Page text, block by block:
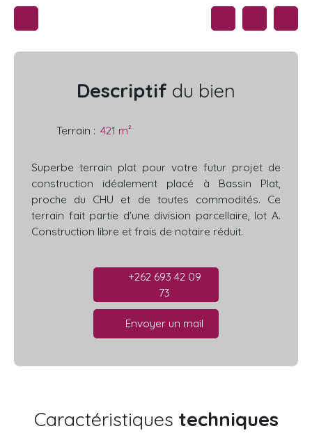
Descriptif du bien
Terrain : 421 m²
Superbe terrain plat pour votre futur projet de
construction idéalement placé à Bassin Plat,
proche du CHU et de toutes commodités. Ce
terrain fait partie d'une division parcellaire, lot A.
Construction libre et frais de notaire réduit.
+262 693 42 09
73
Envoyer un mail
Caractéristiques techniques